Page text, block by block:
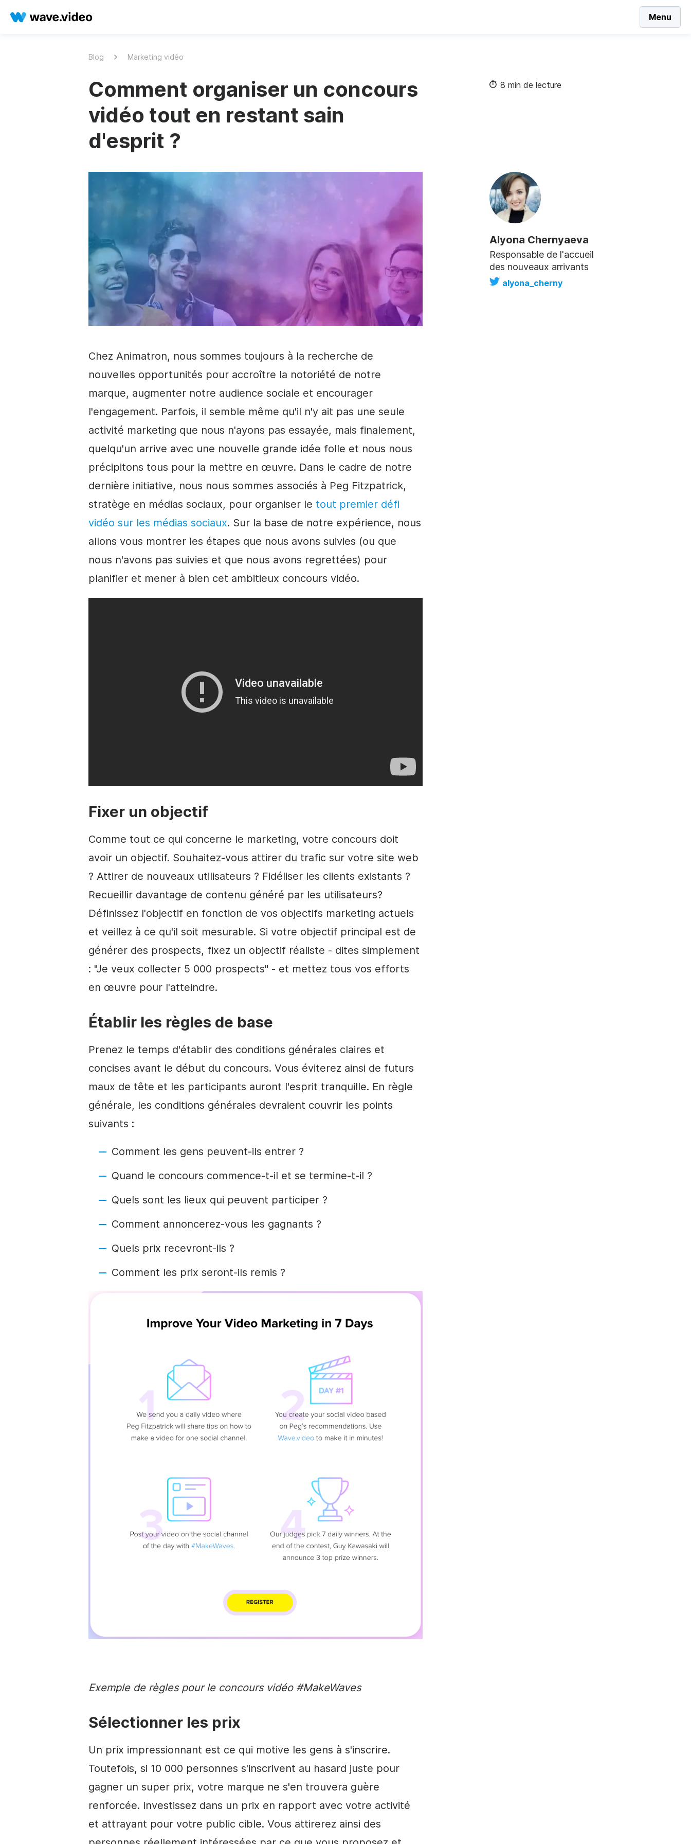
Menu
Blog Marketing vidéo
Comment organiser un concours
vidéo tout en restant sain
d'esprit ?
8 min de lecture
Alyona Chernyaeva
Responsable de l'accueil
des nouveaux arrivants
alyona_cherny
Chez Animatron, nous sommes toujours à la recherche de
nouvelles opportunités pour accroître la notoriété de notre
marque, augmenter notre audience sociale et encourager
l'engagement. Parfois, il semble même qu'il n'y ait pas une seule
activité marketing que nous n'ayons pas essayée, mais finalement,
quelqu'un arrive avec une nouvelle grande idée folle et nous nous
précipitons tous pour la mettre en œuvre. Dans le cadre de notre
dernière initiative, nous nous sommes associés à Peg Fitzpatrick,
stratège en médias sociaux, pour organiser le tout premier défi
vidéo sur les médias sociaux. Sur la base de notre expérience, nous
allons vous montrer les étapes que nous avons suivies (ou que
nous n'avons pas suivies et que nous avons regrettées) pour
planifier et mener à bien cet ambitieux concours vidéo.
Fixer un objectif
Comme tout ce qui concerne le marketing, votre concours doit
avoir un objectif. Souhaitez-vous attirer du trafic sur votre site web
? Attirer de nouveaux utilisateurs ? Fidéliser les clients existants ?
Recueillir davantage de contenu généré par les utilisateurs?
Définissez l'objectif en fonction de vos objectifs marketing actuels
et veillez à ce qu'il soit mesurable. Si votre objectif principal est de
générer des prospects, fixez un objectif réaliste - dites simplement
: "Je veux collecter 5 000 prospects" - et mettez tous vos efforts
en œuvre pour l'atteindre.
Établir les règles de base
Prenez le temps d'établir des conditions générales claires et
concises avant le début du concours. Vous éviterez ainsi de futurs
maux de tête et les participants auront l'esprit tranquille. En règle
générale, les conditions générales devraient couvrir les points
suivants :
Comment les gens peuvent-ils entrer ?
Quand le concours commence-t-il et se termine-t-il ?
Quels sont les lieux qui peuvent participer ?
Comment annoncerez-vous les gagnants ?
Quels prix recevront-ils ?
Comment les prix seront-ils remis ?
Exemple de règles pour le concours vidéo#MakeWaves
Sélectionner les prix
Un prix impressionnant est ce qui motive les gens à s'inscrire.
Toutefois, si 10 000 personnes s'inscrivent au hasard juste pour
gagner un super prix, votre marque ne s'en trouvera guère
renforcée. Investissez dans un prix en rapport avec votre activité
et attrayant pour votre public cible. Vous attirerez ainsi des